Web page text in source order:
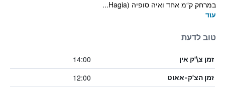
במרחק ק“מ אחד ואיה סופיה (Hagia...
עוד
טוב לדעת
זמן צ\'ק אין 14:00
זמן הצ'ק-אאוט 12:00